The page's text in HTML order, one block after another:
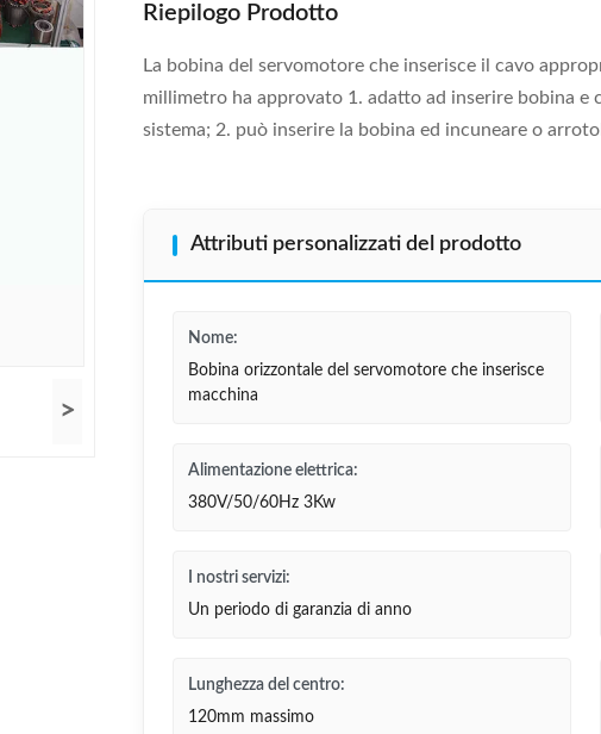
>
Riepilogo Prodotto
La bobina del servomotore che inserisce il cavo
millimetro ha approvato 1. adatto ad inserire bobina e
sistema; 2. può inserire la bobina ed incuneare o
Attributi personalizzati del prodotto
Nome:
Bobina orizzontale del servomotore che inserisce
macchina
Alimentazione elettrica:
380V/50/60Hz 3Kw
I nostri servizi:
Un periodo di garanzia di anno
Lunghezza del centro:
120mm massimo